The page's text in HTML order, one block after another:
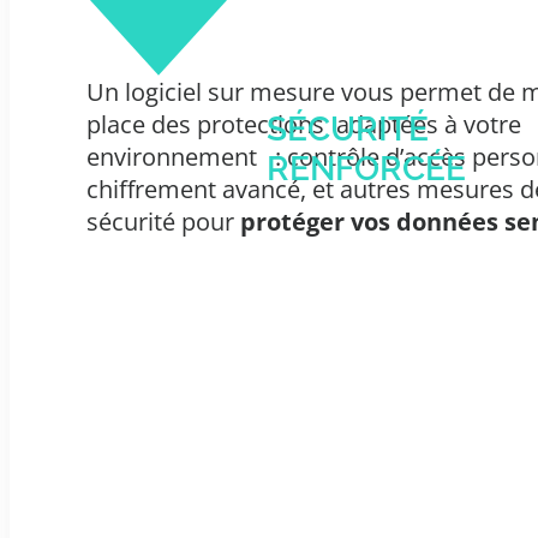
SÉCURITÉ
RENFORCÉE
Un logiciel sur mesure vous permet de
place des protections adaptées à votre
environnement : contrôle d’accès
chiffrement avancé, et autres mesures
sécurité pour protéger vos données